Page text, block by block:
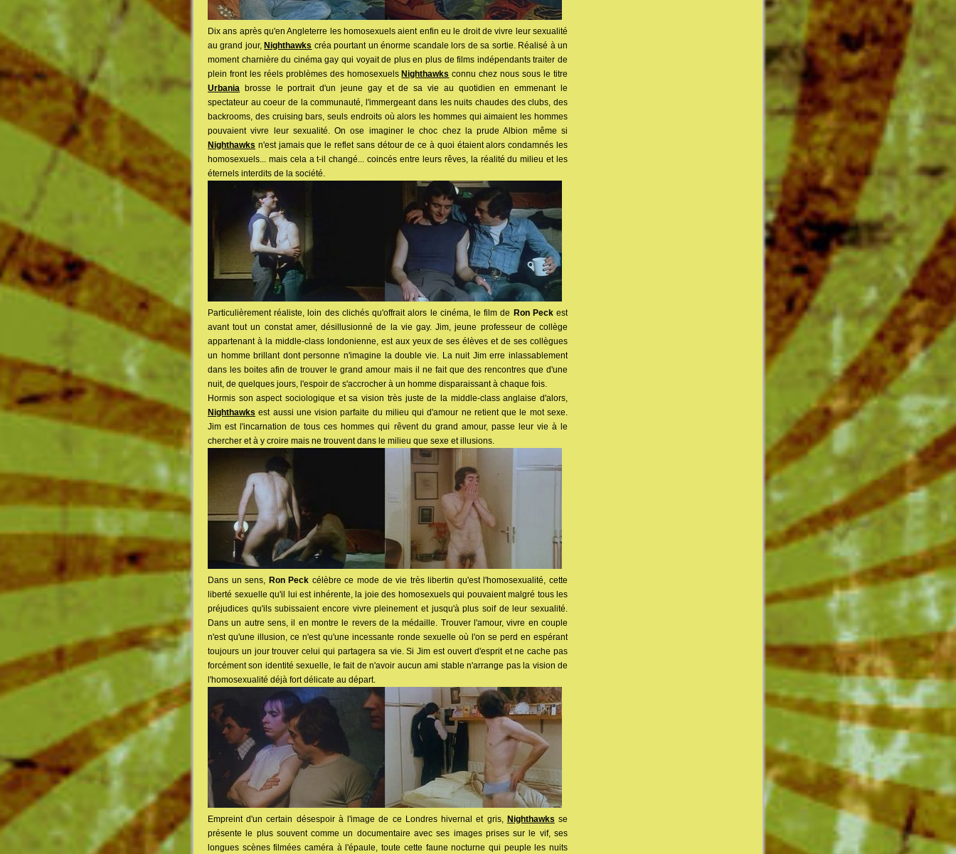
Dix ans après qu'en Angleterre les homosexuels aient enfin eu le droit de vivre leur sexualité
au grand jour, Nighthawks créa pourtant un énorme scandale lors de sa sortie. Réalisé à un
moment charnière du cinéma gay qui voyait de plus en plus de films indépendants traiter de
plein front les réels problèmes des homosexuels Nighthawks connu chez nous sous le titre
Urbania brosse le portrait d'un jeune gay et de sa vie au quotidien en emmenant le
spectateur au coeur de la communauté, l'immergeant dans les nuits chaudes des clubs, des
backrooms, des cruising bars, seuls endroits où alors les hommes qui aimaient les hommes
pouvaient vivre leur sexualité. On ose imaginer le choc chez la prude Albion même si
Nighthawks n'est jamais que le reflet sans détour de ce à quoi étaient alors condamnés les
homosexuels... mais cela a t-il changé... coincés entre leurs rêves, la réalité du milieu et les
éternels interdits de la société.
Particulièrement réaliste, loin des clichés qu'offrait alors le cinéma, le film de Ron Peckest
avant tout un constat amer, désillusionné de la vie gay. Jim, jeune professeur de collège
appartenant à la middle-class londonienne, est aux yeux de ses élèves et de ses collègues
un homme brillant dont personne n'imagine la double vie. La nuit Jim erre inlassablement
dans les boites afin de trouver le grand amour mais il ne fait que des rencontres que d'une
nuit, de quelques jours, l'espoir de s'accrocher à un homme disparaissant à chaque fois.
Hormis son aspect sociologique et sa vision très juste de la middle-class anglaise d'alors,
Nighthawks est aussi une vision parfaite du milieu qui d'amour ne retient que le mot sexe.
Jim est l'incarnation de tous ces hommes qui rêvent du grand amour, passe leur vie à le
chercher et à y croire mais ne trouvent dans le milieu que sexe et illusions.
Dans un sens, Ron Peck célèbre ce mode de vie très libertin qu'est l'homosexualité, cette
liberté sexuelle qu'il lui est inhérente, la joie des homosexuels qui pouvaient malgré tous les
préjudices qu'ils subissaient encore vivre pleinement et jusqu'à plus soif de leur sexualité.
Dans un autre sens, il en montre le revers de la médaille. Trouver l'amour, vivre en couple
n'est qu'une illusion, ce n'est qu'une incessante ronde sexuelle où l'on se perd en espérant
toujours un jour trouver celui qui partagera sa vie. Si Jim est ouvert d'esprit et ne cache pas
forcément son identité sexuelle, le fait de n'avoir aucun ami stable n'arrange pas la vision de
l'homosexualité déjà fort délicate au départ.
Empreint d'un certain désespoir à l'image de ce Londres hivernal et gris, Nighthawks se
présente le plus souvent comme un documentaire avec ses images prises sur le vif, ses
longues scènes filmées caméra à l'épaule, toute cette faune nocturne qui peuple les nuits